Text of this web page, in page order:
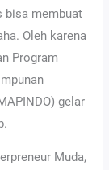
bisa membuat
Oleh karena
Program
gelar
Muda,